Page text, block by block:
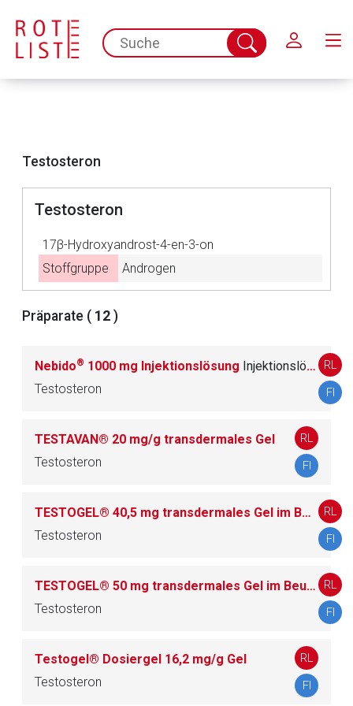
spc.search.input.placeholder
Suche
abschicken
Testosteron
Testosteron
17β-Hydroxyandrost-4-en-3-on
Stoffgruppe
Androgen
Präparate ( 12 )
Nebido® 1000 mg Injektionslösung In­jektionslösung
Testosteron
RL
FI
TESTAVAN® 20 mg/g transdermales Gel
Testosteron
RL
FI
TESTOGEL® 40,5 mg transdermales Gel im Beutel
Testosteron
RL
FI
TESTOGEL® 50 mg transdermales Gel im Beutel
Testosteron
RL
FI
Testogel® Dosiergel 16,2 mg/g Gel
Testosteron
RL
FI
Aufruf einer externen Seite
Seite. Für die Inhalte der externen Web-Seite ist deren
Betreiber verantwortlich. Ebenso gelten dort ggf. andere
Zurück zur rote-liste.de Zur Seite